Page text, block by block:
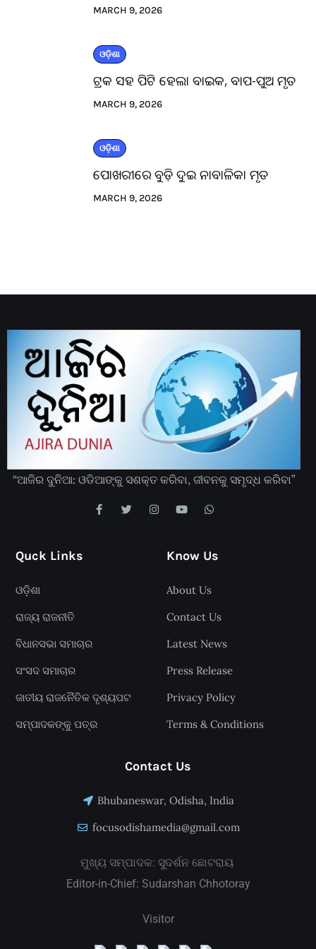
MARCH 9, 2026
ଓଡ଼ିଶା
ଟ୍ରକ ସହ ପିଟି ହେଲା ବାଇକ, ବାପ-ପୁଅ ମୃତ
MARCH 9, 2026
ଓଡ଼ିଶା
ପୋଖରୀରେ ବୁଡ଼ି ଦୁଇ ନାବାଳିକା ମୃତ
MARCH 9, 2026
“ଆଜିର ଦୁନିଆ: ଓଡିଆଙ୍କୁ ସଶକ୍ତ କରିବା, ଜୀବନକୁ ସମୃଦ୍ଧ କରିବା”
Quck Links
ଓଡ଼ିଶା
ରାଜ୍ୟ ରାଜନୀତି
ବିଧାନସଭା ସମାଚାର
ସଂସଦ ସମାଚାର
ଜାତୀୟ ରାଜନୈତିକ ଦୃଶ୍ୟପଟ
ସମ୍ପାଦକଙ୍କୁ ପତ୍ର
Know Us
About Us
Contact Us
Latest News
Press Release
Privacy Policy
Terms & Conditions
Contact Us
Bhubaneswar, Odisha, India
focusodishamedia@gmail.com
ମୁଖ୍ୟ ସମ୍ପାଦକ: ସୁଦର୍ଶନ ଛୋଟରାୟ
Editor-in-Chief: Sudarshan Chhotoray
Visitor